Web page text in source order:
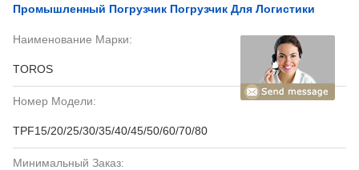
Промышленный Погрузчик Погрузчик Для Логистики
Наименование Марки:
TOROS
Номер Модели:
TPF15/20/25/30/35/40/45/50/60/70/80
Минимальный Заказ: